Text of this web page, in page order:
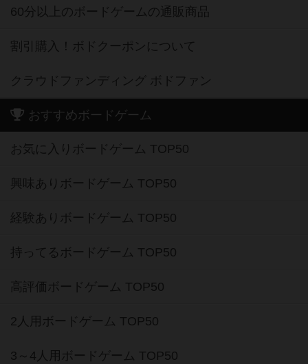
60分以上のボードゲームの通販商品
割引購入！ボドクーポンについて
クラウドファンディング ボドファン
おすすめボードゲーム
お気に入りボードゲーム TOP50
興味ありボードゲーム TOP50
経験ありボードゲーム TOP50
持ってるボードゲーム TOP50
高評価ボードゲーム TOP50
2人用ボードゲーム TOP50
3～4人用ボードゲーム TOP50